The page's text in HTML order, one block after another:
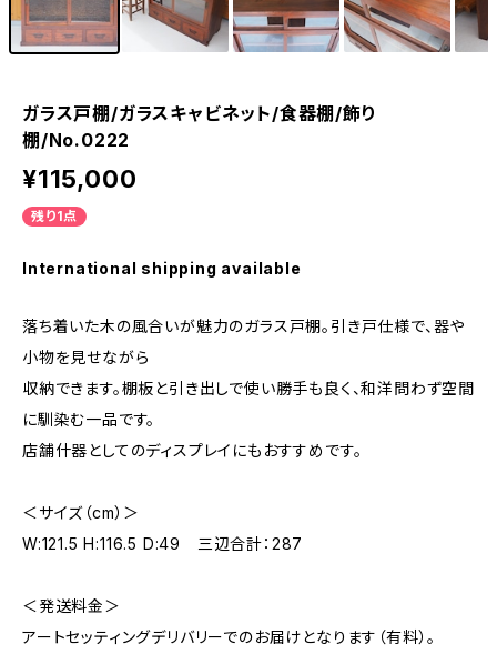
ガラス戸棚/ガラスキャビネット/食器棚/飾り
棚/No.0222
¥115,000
残り1点
International shipping available
落ち着いた木の風合いが魅力のガラス戸棚。引き戸仕様で、器や
小物を見せながら
収納できます。棚板と引き出しで使い勝手も良く、和洋問わず空間
に馴染む一品です。
店舗什器としてのディスプレイにもおすすめです。
＜サイズ（cm）＞
W:121.5 H:116.5 D:49 三辺合計：287
＜発送料金＞
アートセッティングデリバリーでのお届けとなります（有料）。